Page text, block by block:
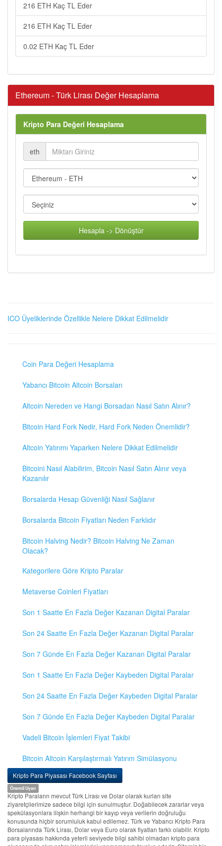
216 ETH Kaç TL Eder
216 ETH Kaç TL Eder
0.02 ETH Kaç TL Eder
Ethereum - Türk Lirası Değer Hesaplama
Kripto Para Değeri Hesaplama
eth
Hesapla -> Dönüştür
ICO Üyeliklerinde Özellikle Nelere Dikkat Edilmelidir
Coin Para Değeri Hesaplama
Yabancı Bitcoin Altcoin Borsaları
Altcoin Nereden ve Hangi Borsadan Nasıl Satın Alınır?
Bitcoin Hard Fork Nedir, Hard Fork Neden Önemlidir?
Altcoin Yatırımı Yaparken Nelere Dikkat Edilmelidir
Bitcoini Nasıl Alabilirim, Bitcoin Nasıl Satın Alınır veya
Kazanılır
Borsalarda Hesap Güvenliği Nasıl Sağlanır
Borsalarda Bitcoin Fiyatları Neden Farklıdır
Bitcoin Halving Nedir? Bitcoin Halving Ne Zaman
Olacak?
Kategorilere Göre Kripto Paralar
Metaverse Coinleri Fiyatları
Son 1 Saatte En Fazla Değer Kazanan Digital Paralar
Son 24 Saatte En Fazla Değer Kazanan Digital Paralar
Son 7 Günde En Fazla Değer Kazanan Digital Paralar
Son 1 Saatte En Fazla Değer Kaybeden Digital Paralar
Son 24 Saatte En Fazla Değer Kaybeden Digital Paralar
Son 7 Günde En Fazla Değer Kaybeden Digital Paralar
Vadeli Bitcoin İşlemleri Fiyat Takibi
Bitcoin Altcoin Karşılaştırmalı Yatırım Simülasyonu
Kripto Para Piyasası Facebook Sayfası
Önemli Uyarı
Kripto Paraların mevcut Türk Lirası ve Dolar olarak kurları site
ziyaretçilerimize sadece bilgi için sunulmuştur. Doğabilecek zararlar veya
spekülasyonlara ilişkin herhangi bir kayıp veya verilerin doğruluğu
konusunda hiçbir sorumluluk kabul edilemez. Türk ve Yabancı Kripto Para
Borsalarında Türk Lirası, Dolar veya Euro olarak fiyatları farklı olabilir. Kripto
para piyasası hakkında yeterli seviyede bilgi sahibi olmadan kripto para